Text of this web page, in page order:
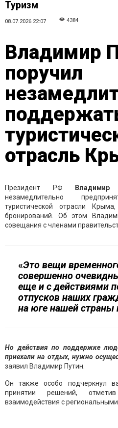
Туризм
08.07.2026 22:07 4384
Владимир
поручил
отрасль
Президент РФ Владимир
незамедлительно
туристической отрасли
бронирований. Об этом
совещания с членами
«Это вещи
совершенно
еще и с действиями
отпусков наших
на юге нашей
Но действия по поддержке
приехали на отдых, нужно
заявил Владимир Путин.
Он также особо подчеркнул
принятии решений,
взаимодействия с региональными